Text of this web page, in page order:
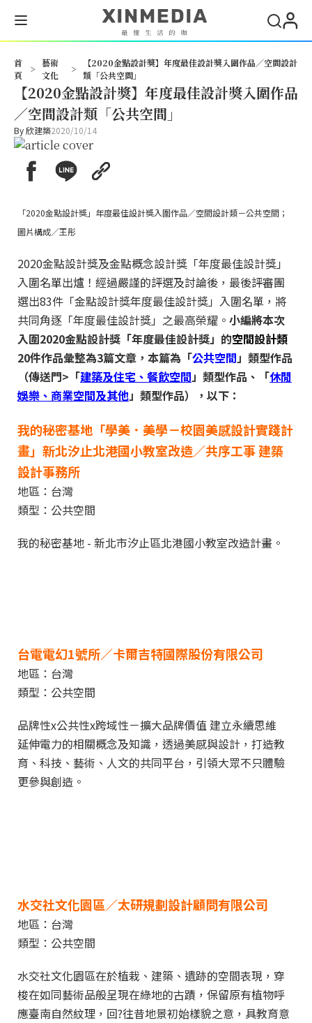
首
頁
>
藝術
文化
>
【2020金點設計獎】年度最佳設計獎入圍作品／空間設計
類「公共空間」
【2020金點設計獎】年度最佳設計獎入圍作品
／空間設計類「公共空間」
By欣建築2020/10/14
「2020金點設計獎」年度最佳設計獎入圍作品／空間設計類－公共空間；
圖片構成／王彤
2020金點設計獎及金點概念設計獎「年度最佳設計獎」
入圍名單出爐！經過嚴謹的評選及討論後，最後評審團
選出83件「金點設計獎年度最佳設計獎」入圍名單，將
共同角逐「年度最佳設計獎」之最高榮耀。 小編將本次
入圍2020金點設計獎「年度最佳設計獎」的空間設計類
20件作品彙整為3篇文章，本篇為「公共空間」類型作品
（傳送門>「建築及住宅、餐飲空間」類型作品、「休閒
娛樂、商業空間及其他」類型作品），以下：
我的秘密基地「學美．美學－校園美感設計實踐計
畫」新北汐止北港國小教室改造／共序工事 建築
設計事務所
地區：台灣
類型：公共空間
我的秘密基地 - 新北市汐止區北港國小教室改造計畫。
台電電幻1號所／卡爾吉特國際股份有限公司
地區：台灣
類型：公共空間
品牌性x公共性x跨域性－擴大品牌價值 建立永續思維
延伸電力的相關概念及知識，透過美感與設計，打造教
育、科技、藝術、人文的共同平台，引領大眾不只體驗
更參與創造。
水交社文化園區／太研規劃設計顧問有限公司
地區：台灣
類型：公共空間
水交社文化園區在於植栽、建築、遺跡的空間表現，穿
梭在如同藝術品般呈現在綠地的古蹟，保留原有植物呼
應臺南自然紋理，回?往昔地景初始樣貌之意，具教育意